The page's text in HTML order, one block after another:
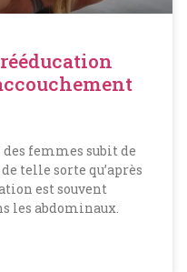
des femmes subit de
telle sorte qu’après
est souvent
les abdominaux.